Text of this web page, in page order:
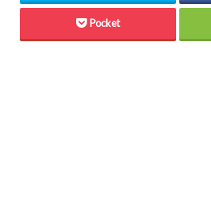
Pocket